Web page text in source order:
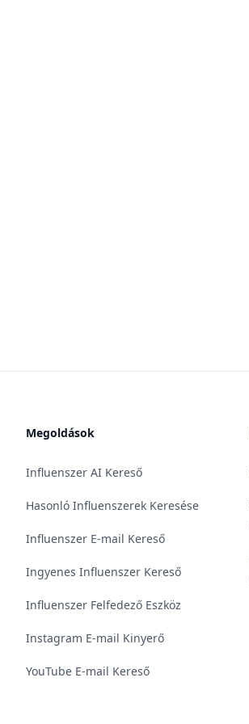
Megoldások
Influenszer AI Kereső
Hasonló Influenszerek Keresése
Influenszer E-mail Kereső
Ingyenes Influenszer Kereső
Influenszer Felfedező Eszköz
Instagram E-mail Kinyerő
YouTube E-mail Kereső